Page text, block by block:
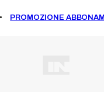
PROMOZIONE